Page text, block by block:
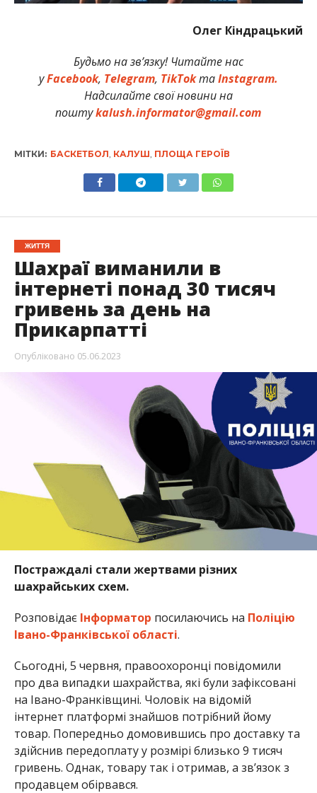
Олег Кіндрацький
Будьмо на зв’язку! Читайте нас
уFacebook, Telegram, TikTokтаInstagram.
Надсилайте свої новини на
поштуkalush.informator@gmail.com
МІТКИ: БАСКЕТБОЛ КАЛУШ ПЛОЩА ГЕРОЇВ
ЖИТТЯ
Шахраї виманили в
інтернеті понад 30 тисяч
гривень за день на
Прикарпатті
Опубліковано 05.06.2023
Постраждалі стали жертвами різних
шахрайських схем.
Розповідає Інформатор посилаючись на Поліцію
Івано-Франківської області.
Сьогодні, 5 червня, правоохоронці повідомили
про два випадки шахрайства, які були зафіксовані
на Івано-Франківщині. Чоловік на відомій
інтернет платформі знайшов потрібний йому
товар. Попередньо домовившись про доставку та
здійснив передоплату у розмірі близько 9 тисяч
гривень. Однак, товару так і отримав, а зв’язок з
продавцем обірвався.